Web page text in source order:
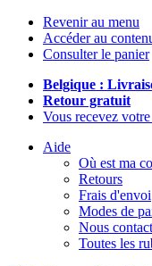
Revenir au menu
Accéder au
Consulter le panier
Belgique :
Retour gratuit
Vous recevez
Aide
Où est ma
Retours
Frais d'envoi
Modes de
Nous
Toutes les